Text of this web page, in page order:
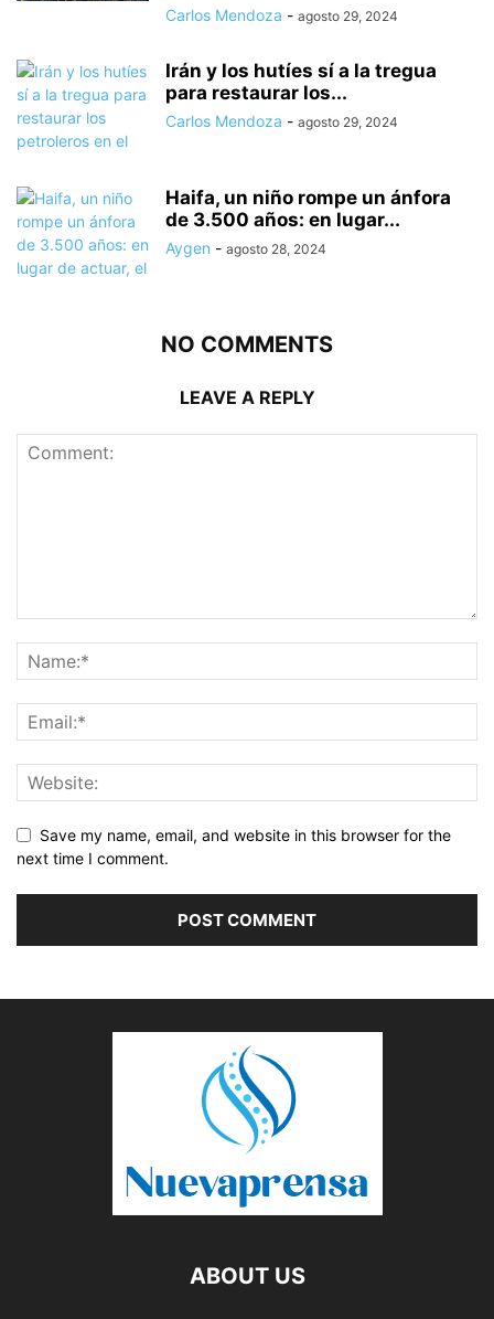
Carlos Mendoza - agosto 29, 2024
Irán y los hutíes sí a la tregua
para restaurar los...
Carlos Mendoza - agosto 29, 2024
Haifa, un niño rompe un ánfora
de 3.500 años: en lugar...
Aygen - agosto 28, 2024
NO COMMENTS
LEAVE A REPLY
Save my name, email, and website in this browser for the
next time I comment.
ABOUT US